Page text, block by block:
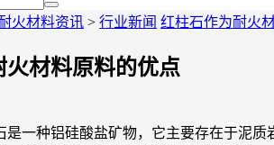
火材料资讯 > 行业新闻 红柱石作为耐火
材料原料的优点
是一种铝硅酸盐矿物，它主要存在于泥